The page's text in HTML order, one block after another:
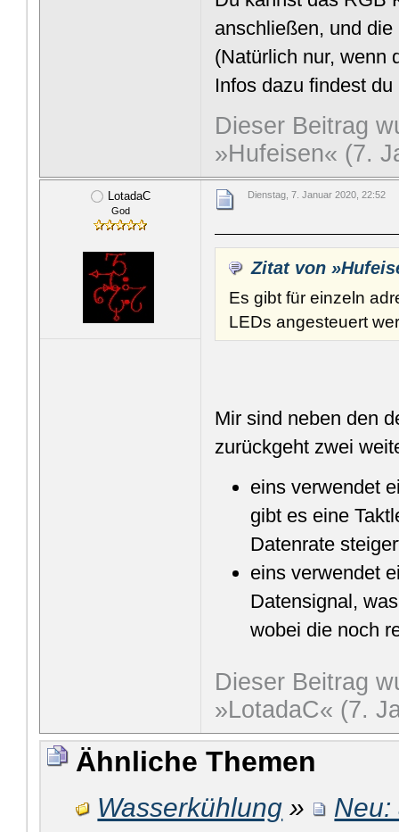
anschließen, und
(Natürlich nur, wenn
Infos dazu findest
Dieser Beitrag
»Hufeisen« (7.
LotadaC
God
Dienstag, 7. Januar 2020, 22:52
Zitat von
Es gibt für einzeln
LEDs angesteuert
Mir sind neben den
zurückgeht zwei
eins verwendet
gibt es eine
Datenrate
eins verwendet
Datensignal,
wobei die noch
Dieser Beitrag
»LotadaC« (7.
Ähnliche Themen
Wasserkühlung »
Neu: